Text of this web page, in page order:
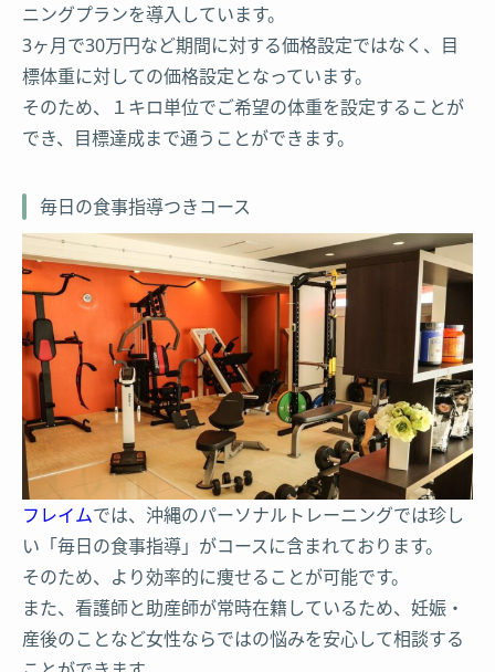
ニングプランを導入しています。
3ヶ月で30万円など期間に対する価格設定ではなく、目
標体重に対しての価格設定となっています。
そのため、１キロ単位でご希望の体重を設定することが
でき、目標達成まで通うことができます。
毎日の食事指導つきコース
フレイムでは、沖縄のパーソナルトレーニングでは珍し
い「毎日の食事指導」がコースに含まれております。
そのため、より効率的に痩せることが可能です。
また、看護師と助産師が常時在籍しているため、妊娠・
産後のことなど女性ならではの悩みを安心して相談する